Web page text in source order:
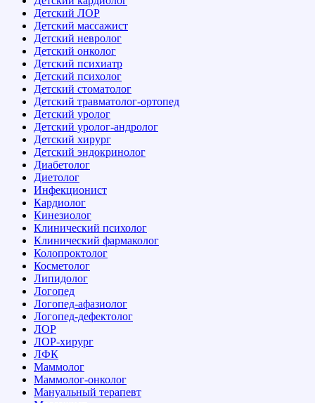
Детский ЛОР
Детский массажист
Детский невролог
Детский онколог
Детский психиатр
Детский психолог
Детский стоматолог
Детский травматолог-ортопед
Детский уролог
Детский уролог-андролог
Детский хирург
Детский эндокринолог
Диабетолог
Диетолог
Инфекционист
Кардиолог
Кинезиолог
Клинический психолог
Клинический фармаколог
Колопроктолог
Косметолог
Липидолог
Логопед
Логопед-афазиолог
Логопед-дефектолог
ЛОР
ЛОР-хирург
ЛФК
Маммолог
Маммолог-онколог
Мануальный терапевт